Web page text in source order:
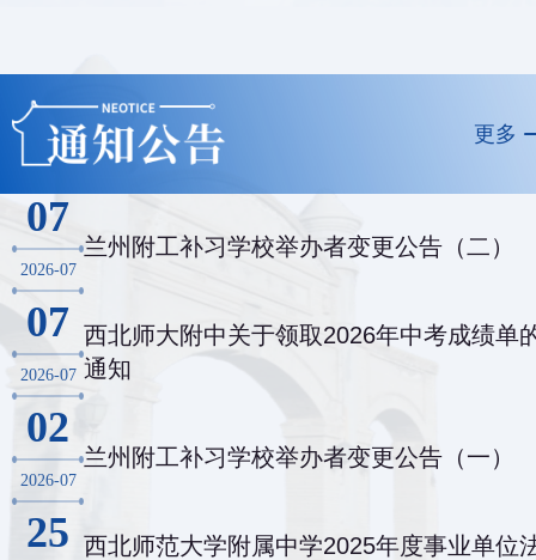
更多
07
2026-07
兰州附工补习学校举办者变更公告（二）
07
2026-07
西北师大附中关于领取2026年中考成绩单
通知
02
2026-07
兰州附工补习学校举办者变更公告（一）
25 西北师范大学附属中学2025年度事业单位